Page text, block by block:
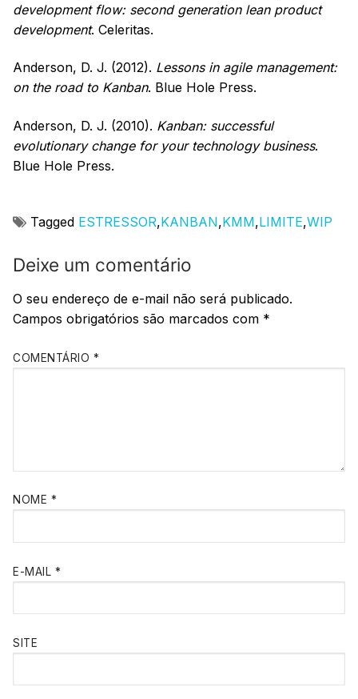
development flow: second generation lean product
development. Celeritas.
Anderson, D. J. (2012). Lessons in agile management:
on the road to Kanban. Blue Hole Press.
Anderson, D. J. (2010). Kanban: successful
evolutionary change for your technology business.
Blue Hole Press.
Tagged ESTRESSOR,KANBAN,KMM,LIMITE,WIP
Deixe um comentário
O seu endereço de e-mail não será publicado.
Campos obrigatórios são marcados com *
COMENTÁRIO *
NOME *
E-MAIL *
SITE